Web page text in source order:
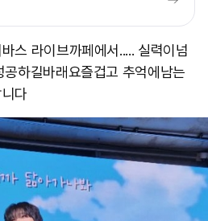
스 라이브까페에서..... 실력이넘
하길바래요 ​즐겁고 추억에남는
다